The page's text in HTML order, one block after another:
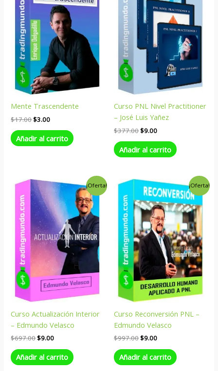
Mente Trascendente
$17.00
$17.00.
$3.00
$3.00.
Añadir al carrito
Curso PNL Nivel Practitioner
– José Luis Yañez
$377.00
$377.00.
$9.00
$9.00.
Añadir al carrito
¡Oferta!
Curso Actualización Interior
– Edmundo Velasco
$697.00
El
precio
original
era:
$697.00.
$9.00
El
precio
actual
es:
$9.00.
Añadir al carrito
¡Oferta!
Curso Reconversión PNL –
Edmundo Velasco
$997.00
El
precio
original
era:
$997.00.
$9.00
El
precio
actual
es:
$9.00.
Añadir al carrito